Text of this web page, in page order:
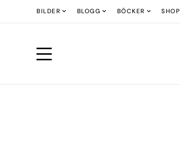
BILDER BLOGG BÖCKER SHOP